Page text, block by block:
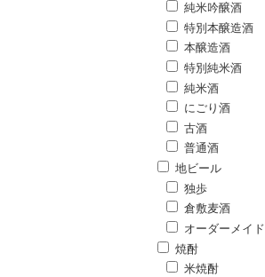
純米吟醸酒
特別本醸造酒
本醸造酒
特別純米酒
純米酒
にごり酒
古酒
普通酒
地ビール
独歩
倉敷麦酒
オーダーメイド
焼酎
米焼酎